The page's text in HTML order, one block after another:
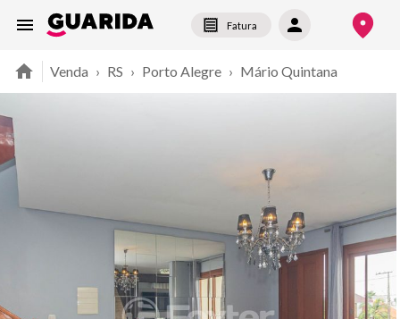
Fatura
Venda › RS › Porto Alegre › Mário Quintana